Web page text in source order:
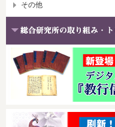
その他